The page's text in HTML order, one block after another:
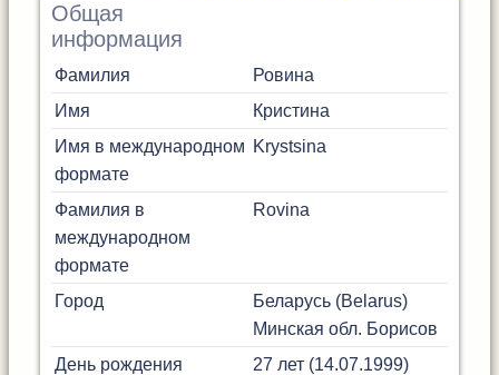
Общая
информация
Фамилия
Ровина
Имя
Кристина
Имя в международном
формате
Krystsina
Фамилия в
международном
формате
Rovina
Город
Беларусь (Belarus)
Минская обл. Борисов
День рождения
27 лет (14.07.1999)